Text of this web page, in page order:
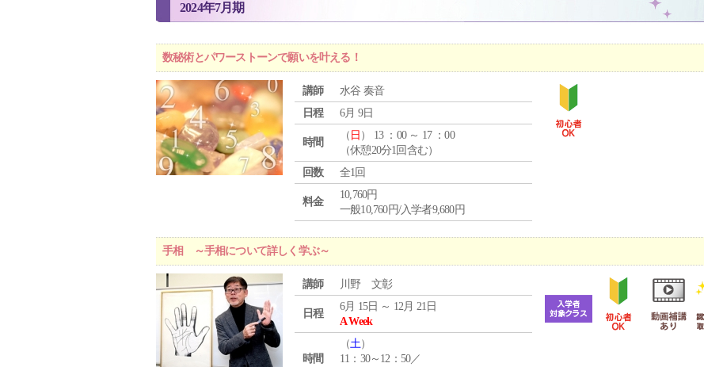
2024年7月期
数秘術とパワーストーンで願いを叶える！
講師
水谷 奏音
日程
6月 9日
時間
（ 日 ） 13 ：00 ～ 17 ：00
（休憩20分1回含む）
回数
全1回
料金
10,760円
一般10,760円/入学者9,680円
手相 ～手相について詳しく学ぶ～
講師 川野 文彰
日程
6月 15日 ～ 12月 21日
A Week
時間
（土）
11：30～12：50／